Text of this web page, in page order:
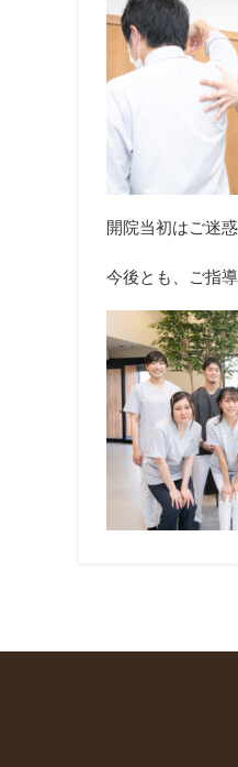
開院当初はご迷
今後とも、ご指